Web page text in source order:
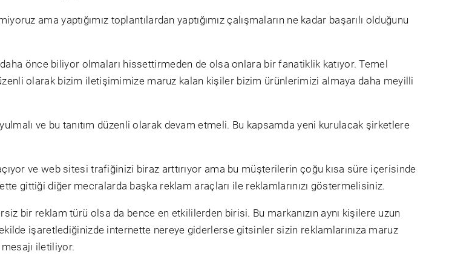
ama yaptığımız toplantılardan yaptığımız çalışmaların ne kadar başarılı olduğunu
önce biliyor olmaları hissettirmeden de olsa onlara bir fanatiklik katıyor. Temel
olarak bizim iletişimimize maruz kalan kişiler bizim ürünlerimizi almaya daha meyilli
ve bu tanıtım düzenli olarak devam etmeli. Bu kapsamda yeni kurulacak şirketlere
ve web sitesi trafiğinizi biraz arttırıyor ama bu müşterilerin çoğu kısa süre içerisinde
gittiği diğer mecralarda başka reklam araçları ile reklamlarınızı göstermelisiniz.
bir reklam türü olsa da bence en etkililerden birisi. Bu markanızın aynı kişilere uzun
işaretlediğinizde internette nereye giderlerse gitsinler sizin reklamlarınıza maruz
mesajı iletiliyor.